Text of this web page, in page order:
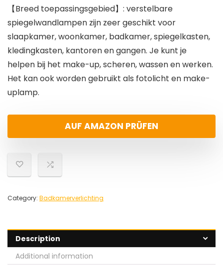
【Breed toepassingsgebied】: verstelbare
spiegelwandlampen zijn zeer geschikt voor
slaapkamer, woonkamer, badkamer, spiegelkasten,
kledingkasten, kantoren en gangen. Je kunt je
helpen bij het make-up, scheren, wassen en werken.
Het kan ook worden gebruikt als fotolicht en make-
uplamp.
AUF AMAZON PRÜFEN
Category: Badkamerverlichting
Description
Additional information